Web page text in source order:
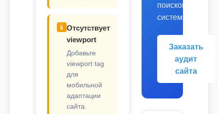
📱 Отсутствует
viewport
Добавьте
viewport tag
для
мобильной
адаптации
сайта.
поисковых
системах.
Заказать
аудит
сайта